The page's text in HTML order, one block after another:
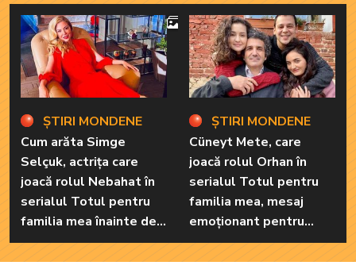
marile sale iubiri
4
ȘTIRI MONDENE
Cum arăta Simge
Selçuk, actrița care
joacă rolul Nebahat în
serialul Totul pentru
familia mea înainte de a
recurge la operațiile
estetice! Iată ce
încheierea filmărilor
ȘTIRI MONDENE
Cüneyt Mete, care
joacă rolul Orhan în
serialul Totul pentru
familia mea, mesaj
emoționant pentru
colegii lui de platou, la
finalul filmărilor